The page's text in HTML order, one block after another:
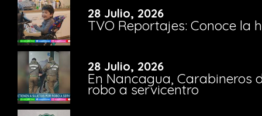
28 Julio, 2026
TVO Reportajes: Conoce la
28 Julio, 2026
En Nancagua, Carabineros
robo a servicentro